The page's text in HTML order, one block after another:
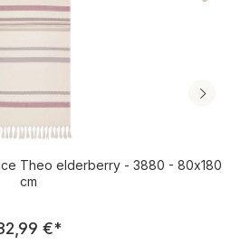
Theo elderberry - 3880 - 80x180
cm
Regulärer Preis:
€*